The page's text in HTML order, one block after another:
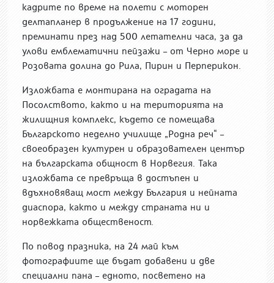
кадрите по време на полети с моторен
делтапланер в продължение на 17 години,
преминати през над 500 летателни часа, за да
улови емблематични пейзажи – от Черно море и
Розовата долина до Рила, Пирин и Перперикон.
Изложбата е монтирана на оградата на
Посолството, както и на територията на
жилищния комплекс, където се помещава
Българското неделно училище „Родна реч“ –
своеобразен културен и образователен център
на българската общност в Норвегия. Така
изложбата се превръща в достъпен и
вдъхновяващ мост между България и нейната
диаспора, както и между страната ни и
норвежката общественост.
По повод празника, на 24 май към
фотографиите ще бъдат добавени и две
специални пана – едното, посветено на